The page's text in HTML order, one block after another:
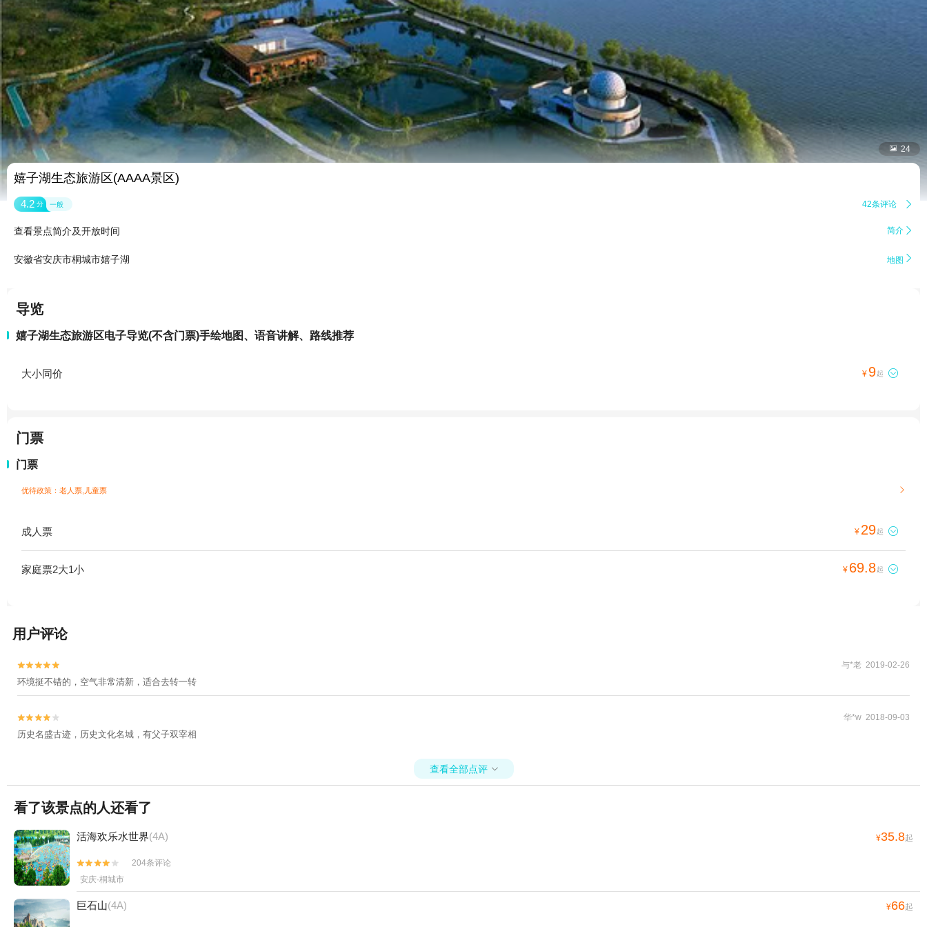
 24
嬉子湖生态旅游区(AAAA景区)
4.2 分 一般 42条评论 
查看景点简介及开放时间 简介 
安徽省安庆市桐城市嬉子湖 地图 
导览
嬉子湖生态旅游区电子导览(不含门票)手绘地图、语音讲解、路线推荐
大小同价 ¥ 9起 
门票
门票
优待政策：老人票,儿童票 
成人票 ¥ 29起 
家庭票2大1小 ¥ 69.8起 
用户评论

 与*老 2019-02-26
环境挺不错的，空气非常清新，适合去转一转

 华*w 2018-09-03
历史名盛古迹，历史文化名城，有父子双宰相
查看全部点评 
看了该景点的人还看了
活海欢乐水世界(4A) ¥35.8起


204条评论
安庆·桐城市
巨石山(4A) ¥66起